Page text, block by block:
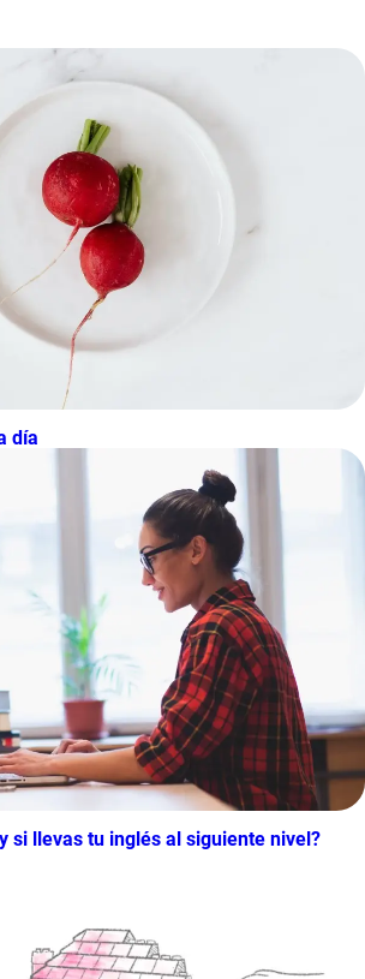
día
si llevas tu inglés al siguiente nivel?